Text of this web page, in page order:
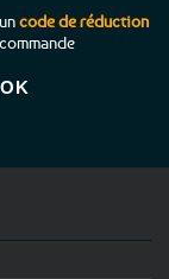
code de réduction